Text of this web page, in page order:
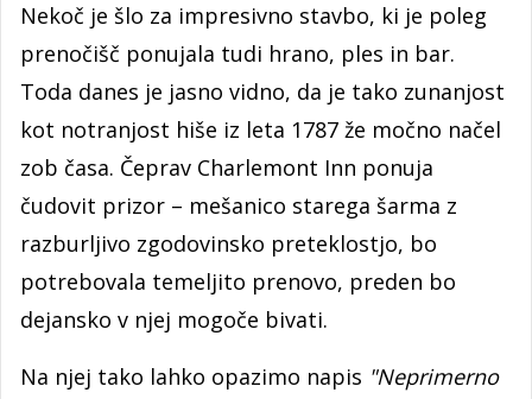
Nekoč je šlo za impresivno stavbo, ki je poleg
prenočišč ponujala tudi hrano, ples in bar.
Toda danes je jasno vidno, da je tako zunanjost
kot notranjost hiše iz leta 1787 že močno načel
zob časa. Čeprav Charlemont Inn ponuja
čudovit prizor – mešanico starega šarma z
razburljivo zgodovinsko preteklostjo, bo
potrebovala temeljito prenovo, preden bo
dejansko v njej mogoče bivati.
Na njej tako lahko opazimo napis "Neprimerno